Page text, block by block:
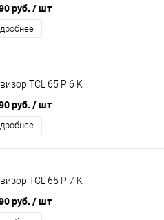
руб. / шт
TCL 65 P 6 K
руб. / шт
TCL 65 P 7 K
руб. / шт